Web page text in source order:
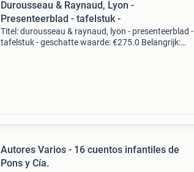
Durousseau & Raynaud, Lyon -
Presenteerblad - tafelstuk -
Titel: durousseau & raynaud, lyon - presenteerblad -
tafelstuk - geschatte waarde: €275.0 Belangrijk:
Autores Varios - 16 cuentos infantiles de
Pons y Cía.